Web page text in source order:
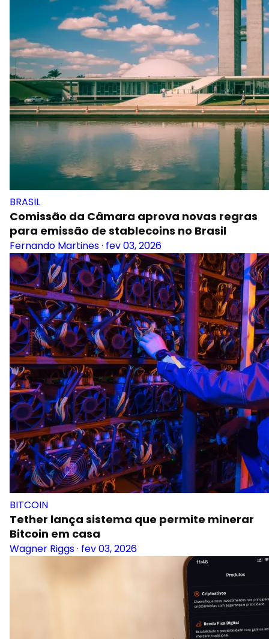
BRASIL
Comissão da Câmara aprova novas regras
para emissão de stablecoins no Brasil
Fernando Martines· fev 03, 2026
BITCOIN
Tether lança sistema que permite minerar
Bitcoin em casa
Wagner Riggs· fev 03, 2026